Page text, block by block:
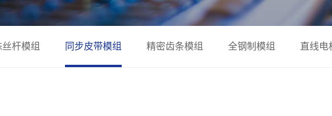
丝杆模组 同步皮带模组 精密齿条模组 全钢制模组 直线电